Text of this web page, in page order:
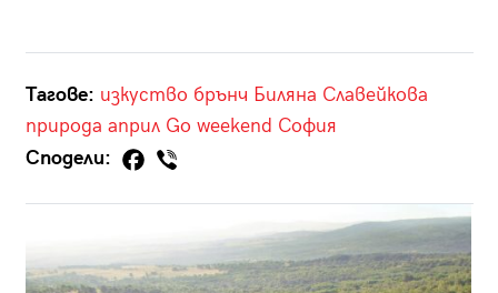
Тагове: изкуство брънч Биляна Славейкова
природа април Go weekend София
Сподели: